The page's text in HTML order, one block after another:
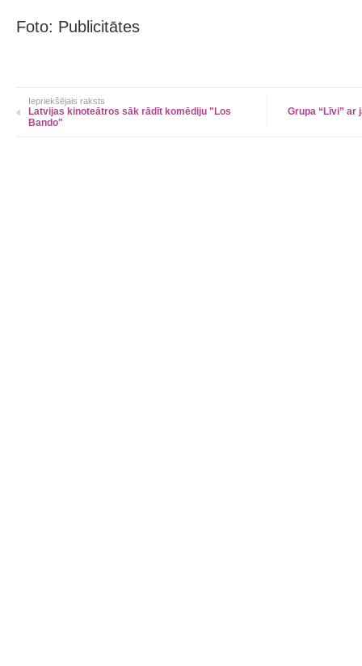
Foto: Publicitātes
Iepriekšējais raksts
Latvijas kinoteātros sāk rādīt komēdiju "Los
Bando"
Grupa “Līvi” ar